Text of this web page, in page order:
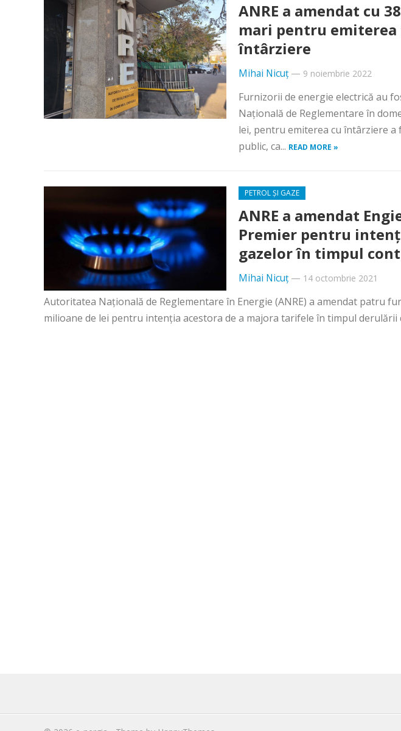
ANRE a amendat cu
mari pentru
întârziere
Mihai Nicuț— 9 noiembrie 2022
Furnizorii de energie electrică au
Naţională de Reglementare în
lei, pentru emiterea cu întârziere a
public, ca... READ MORE »
PETROL ȘI GAZE
ANRE a amendat
Premier pentru
gazelor în timpul
Mihai Nicuț— 14 octombrie 2021
Autoritatea Naţională de Reglementare în Energie (ANRE) a amendat patru
milioane de lei pentru intenţia acestora de a majora tarifele în timpul derulării